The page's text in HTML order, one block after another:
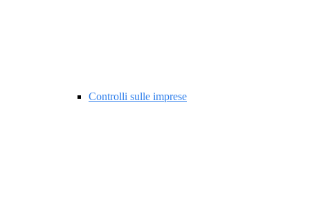
Controlli sulle imprese